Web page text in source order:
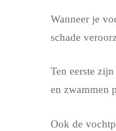
Wanneer je
schade
Ten eerste
en zwammen
Ook de